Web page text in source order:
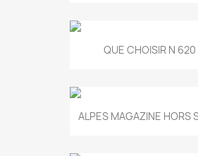
QUE CHOISIR N 620
ALPES MAGAZINE HORS